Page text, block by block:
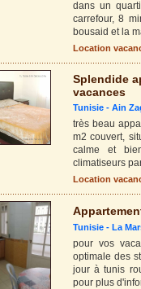
dans un
carrefour, 8
bousaid et la
Location
Splendide
vacances
Tunisie - Ain
très beau
m2 couvert,
calme et
climatiseurs
Location
Tunisie - La
pour vos
optimale des
jour à tunis
pour plus